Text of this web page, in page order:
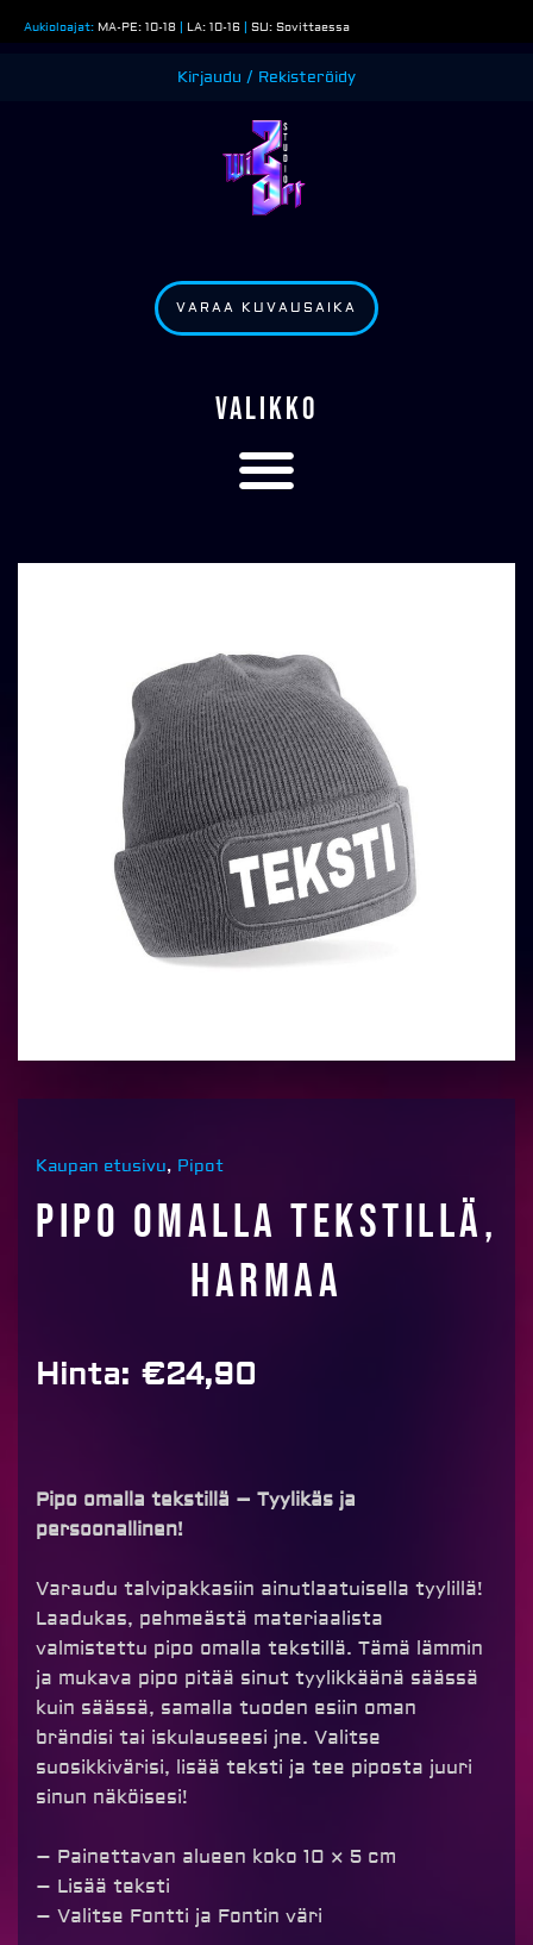
sisältöön
Aukioloajat: MA-PE: 10-18 | LA: 10-16 | SU: Sovittaessa
Kirjaudu / Rekisteröidy
VARAA KUVAUSAIKA
VALIKKO
Kaupan etusivu, Pipot
Pipo omalla tekstillä,
harmaa
Hinta: €24,90
Pipo omalla tekstillä – Tyylikäs ja
persoonallinen!
Varaudu talvipakkasiin ainutlaatuisella tyylillä!
Laadukas, pehmeästä materiaalista
valmistettu pipo omalla tekstillä. Tämä lämmin
ja mukava pipo pitää sinut tyylikkäänä säässä
kuin säässä, samalla tuoden esiin oman
brändisi tai iskulauseesi jne. Valitse
suosikkivärisi, lisää teksti ja tee piposta juuri
sinun näköisesi!
– Painettavan alueen koko 10 × 5 cm
– Lisää teksti
– Valitse Fontti ja Fontin väri